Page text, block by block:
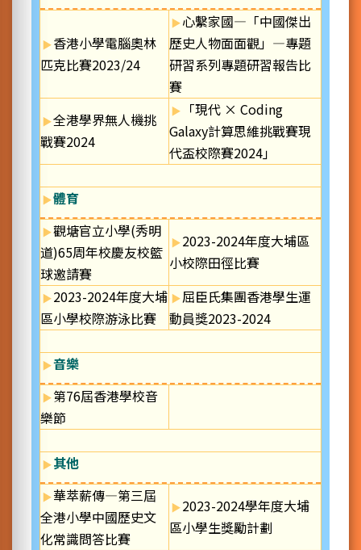
香港小學電腦奧林
匹克比賽2023/24
心繫家國—「中國傑出
歷史人物面面觀」—專題
研習系列專題研習報告比
賽
全港學界無人機挑
戰賽2024
「現代 × Coding
Galaxy計算思維挑戰賽現
代盃校際賽2024」
體育
觀塘官立小學(秀明
道)65周年校慶友校籃
球邀請賽
2023-2024年度大埔區
小校際田徑比賽
2023-2024年度大埔
區小學校際游泳比賽
屈臣氏集團香港學生運
動員獎2023-2024
音樂
第76屆香港學校音
樂節
其他
華萃薪傳—第三屆
全港小學中國歷史文
化常識問答比賽
2023-2024學年度大埔
區小學生獎勵計劃